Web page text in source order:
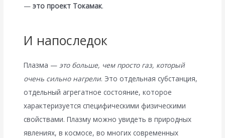
— это проект Токамак.
И напоследок
Плазма —это больше, чем просто газ, который
очень сильно нагрели. Это отдельная субстанция,
отдельный агрегатное состояние, которое
характеризуется специфическими физическими
свойствами. Плазму можно увидеть в природных
явлениях, в космосе, во многих современных